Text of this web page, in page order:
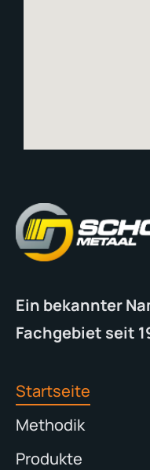
Ein bekannter
Fachgebiet seit
Startseite
Methodik
Produkte